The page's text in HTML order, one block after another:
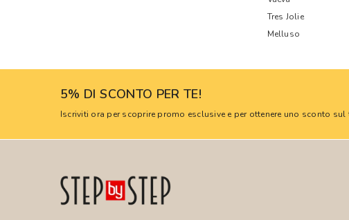
Tres Jolie
Melluso
5% DI SCONTO PER TE!
Iscriviti ora per scoprire promo esclusive e per ottenere uno sconto